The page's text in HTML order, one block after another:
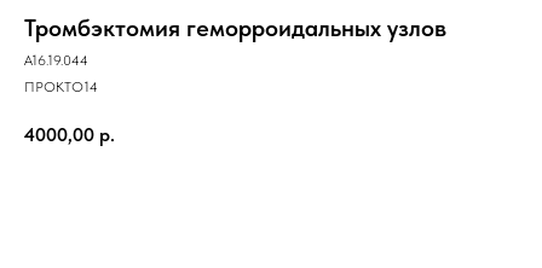
Тромбэктомия геморроидальных узлов
A16.19.044
ПРОКТО14
4000,00 р.